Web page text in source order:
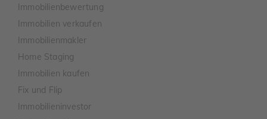
Immobilienbewertung
Immobilien verkaufen
Immobilienmakler
Home Staging
Immobilien kaufen
Fix und Flip
Immobilieninvestor